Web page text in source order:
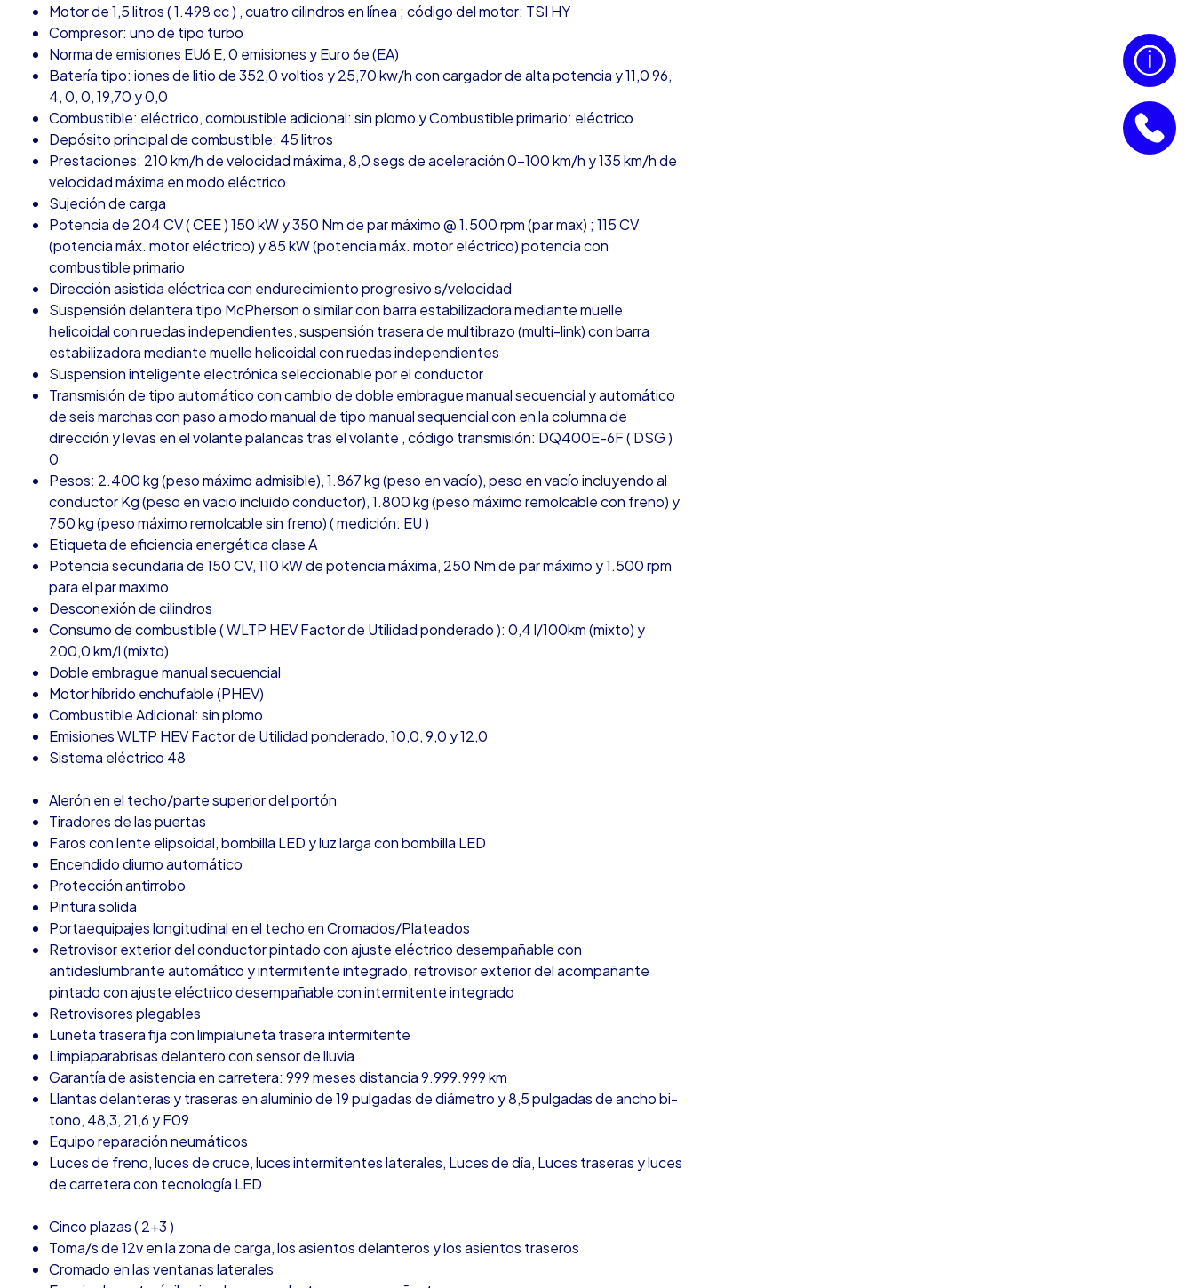
Motor de 1,5 litros ( 1.498 cc ) , cuatro cilindros en línea ; código del motor: TSI HY
Compresor: uno de tipo turbo
Norma de emisiones EU6 E, 0 emisiones y Euro 6e (EA)
Batería tipo: iones de litio de 352,0 voltios y 25,70 kw/h con cargador de alta potencia y 11,0 96,
4, 0, 0, 19,70 y 0,0
Combustible: eléctrico, combustible adicional: sin plomo y Combustible primario: eléctrico
Depósito principal de combustible: 45 litros
Prestaciones: 210 km/h de velocidad máxima, 8,0 segs de aceleración 0-100 km/h y 135 km/h de
velocidad máxima en modo eléctrico
Sujeción de carga
Potencia de 204 CV ( CEE ) 150 kW y 350 Nm de par máximo @ 1.500 rpm (par max) ; 115 CV
(potencia máx. motor eléctrico) y 85 kW (potencia máx. motor eléctrico) potencia con
combustible primario
Dirección asistida eléctrica con endurecimiento progresivo s/velocidad
Suspensión delantera tipo McPherson o similar con barra estabilizadora mediante muelle
helicoidal con ruedas independientes, suspensión trasera de multibrazo (multi-link) con barra
estabilizadora mediante muelle helicoidal con ruedas independientes
Suspension inteligente electrónica seleccionable por el conductor
Transmisión de tipo automático con cambio de doble embrague manual secuencial y automático
de seis marchas con paso a modo manual de tipo manual sequencial con en la columna de
dirección y levas en el volante palancas tras el volante , código transmisión: DQ400E-6F ( DSG )
0
Pesos: 2.400 kg (peso máximo admisible), 1.867 kg (peso en vacío), peso en vacío incluyendo al
conductor Kg (peso en vacio incluido conductor), 1.800 kg (peso máximo remolcable con freno) y
750 kg (peso máximo remolcable sin freno) ( medición: EU )
Etiqueta de eficiencia energética clase A
Potencia secundaria de 150 CV, 110 kW de potencia máxima, 250 Nm de par máximo y 1.500 rpm
para el par maximo
Desconexión de cilindros
Consumo de combustible ( WLTP HEV Factor de Utilidad ponderado ): 0,4 l/100km (mixto) y
200,0 km/l (mixto)
Doble embrague manual secuencial
Motor híbrido enchufable (PHEV)
Combustible Adicional: sin plomo
Emisiones WLTP HEV Factor de Utilidad ponderado, 10,0, 9,0 y 12,0
Sistema eléctrico 48
Alerón en el techo/parte superior del portón
Tiradores de las puertas
Faros con lente elipsoidal, bombilla LED y luz larga con bombilla LED
Encendido diurno automático
Protección antirrobo
Pintura solida
Portaequipajes longitudinal en el techo en Cromados/Plateados
Retrovisor exterior del conductor pintado con ajuste eléctrico desempañable con
antideslumbrante automático y intermitente integrado, retrovisor exterior del acompañante
pintado con ajuste eléctrico desempañable con intermitente integrado
Retrovisores plegables
Luneta trasera fija con limpialuneta trasera intermitente
Limpiaparabrisas delantero con sensor de lluvia
Garantía de asistencia en carretera: 999 meses distancia 9.999.999 km
Llantas delanteras y traseras en aluminio de 19 pulgadas de diámetro y 8,5 pulgadas de ancho bi-
tono, 48,3, 21,6 y F09
Equipo reparación neumáticos
Luces de freno, luces de cruce, luces intermitentes laterales, Luces de día, Luces traseras y luces
de carretera con tecnología LED
Cinco plazas ( 2+3 )
Toma/s de 12v en la zona de carga, los asientos delanteros y los asientos traseros
Cromado en las ventanas laterales